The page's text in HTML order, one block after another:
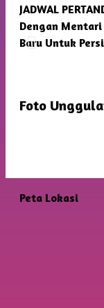
JADWAL
Dengan
Baru Untuk
Foto
Peta Lokasi